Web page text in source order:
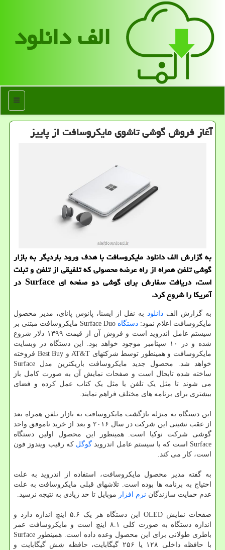
الف دانلود
منو
آغاز فروش گوشی تاشوی مایكروسافت از پاییز
به گزارش الف دانلود مایكروسافت با هدف ورود باردیگر به بازار
گوشی تلفن همراه از راه عرضه محصولی كه تلفیقی از تلفن و تبلت
است، دریافت سفارش برای گوشی دو صفحه ای Surface در
آمریكا را شروع كرد.
به گزارش الف دانلودبه نقل از ایسنا، پانوس پانای، مدیر محصول
مایکروسافت اعلام نمود: دستگاه
Surface Duo مایکروسافت مبتنی بر
سیستم عامل اندروید است و فروش آن از قیمت ۱۳۹۹ دلار شروع
شده و در ۱۰ سپتامبر موجود خواهد بود. این دستگاه در وبسایت
مایکروسافت و همینطور توسط شرکتهای AT&T و Best Buy فروخته
خواهد شد. محصول جدید مایکروسافت باریکترین مدل Surface
ساخته شده تابحال است و صفحات نمایش آن به صورت کامل باز
می شوند تا مثل یک تلفن یا مثل یک کتاب عمل کرده و فضای
بیشتری برای برنامه های مختلف فراهم نمایند.
این دستگاه به منزله بازگشت مایکروسافت به بازار تلفن همراه بعد
از عقب نشینی این شرکت در سال ۲۰۱۶ و بعد از خرید ناموفق واحد
گوشی شرکت نوکیا است. همینطور این محصول اولین دستگاه
Surface است که با سیستم عامل اندروید
گوگل که رقیب ویندوز فون
است، کار می کند.
به گفته مدیر محصول مایکروسافت، استفاده از اندروید به علت
احتیاج به برنامه ها بوده است. تلاشهای قبلی مایکروسافت به علت
عدم حمایت سازندگان نرم افزار موبایل تا حد زیادی به نتیجه نرسید.
صفحات نمایش OLED این دستگاه هر یک ۵.۶ اینچ اندازه دارد و
اندازه دستگاه به صورت کلی ۸.۱ اینچ است و مایکروسافت عمر
باطری طولانی برای این محصول وعده داده است. همینطور Surface
با حافظه داخلی ۱۲۸ یا ۲۵۶ گیگابایت، حافظه شش گیگابایت و